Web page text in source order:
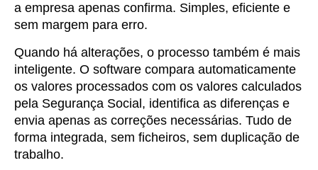
a empresa apenas confirma. Simples, eficiente e
sem margem para erro.
Quando há alterações, o processo também é mais
inteligente. O software compara automaticamente
os valores processados com os valores calculados
pela Segurança Social, identifica as diferenças e
envia apenas as correções necessárias. Tudo de
forma integrada, sem ficheiros, sem duplicação de
trabalho.